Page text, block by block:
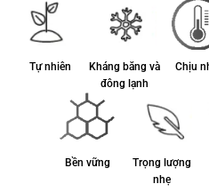
Tự nhiên
Kháng băng và
đông lạnh
Chịu
Bền vững
Trọng lượng
nhẹ